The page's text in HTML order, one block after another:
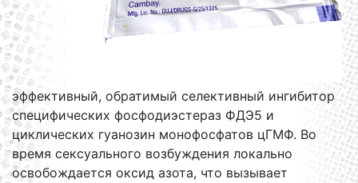
эффективный, обратимый селективный ингибитор
специфических фосфодиэстераз ФДЭ5 и
циклических гуанозин монофосфатов цГМФ. Во
время сексуального возбуждения локально
освобождается оксид азота, что вызывает